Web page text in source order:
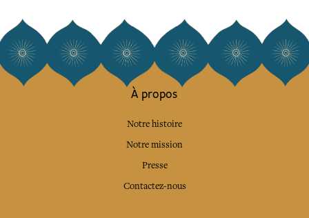
À propos
Notre histoire
Notre mission
Presse
Contactez-nous